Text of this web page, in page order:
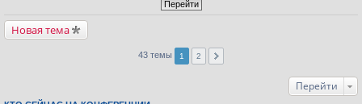
Новая тема
43 темы 1 2
Перейти